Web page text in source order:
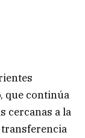
que continúa
cercanas a la
transferencia